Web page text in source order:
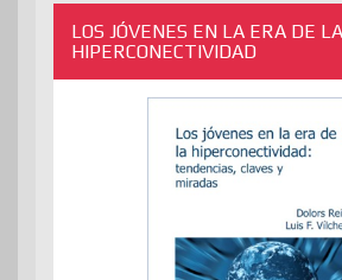
LOS JÓVENES EN LA ERA DE LA
HIPERCONECTIVIDAD